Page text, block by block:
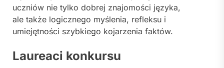
uczniów nie tylko dobrej znajomości języka,
ale także logicznego myślenia, refleksu i
umiejętności szybkiego kojarzenia faktów.
Laureaci konkursu